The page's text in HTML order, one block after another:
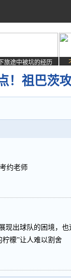
旅途中被坑的经历
！祖巴茨
约老师
现出球队的困境，
檬”让人难以割舍